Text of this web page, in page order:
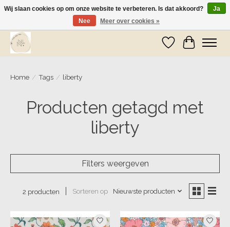
Wij zijn op vakantie! Vanaf zaterdag 9 mei worden er weer pakketjes verzonden
Verlanglijst
Home / Tags / liberty
Producten getagd met
liberty
Filters weergeven
2 producten Sorteren op Nieuwste producten
Wij slaan cookies op om onze website te verbeteren. Is dat akkoord?
Ja
Nee
Meer over cookies »